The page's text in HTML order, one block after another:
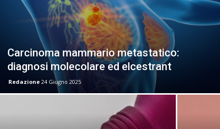
Carcinoma mammario metastatico:
diagnosi molecolare ed elcestrant
Redazione 24 Giugno 2025